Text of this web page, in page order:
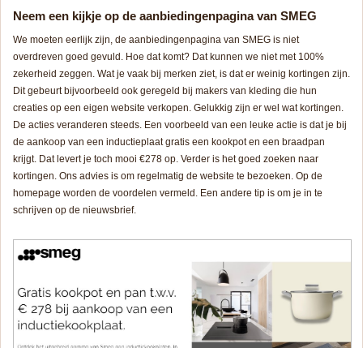
Neem een kijkje op de aanbiedingenpagina van SMEG
We moeten eerlijk zijn, de aanbiedingenpagina van SMEG is niet
overdreven goed gevuld. Hoe dat komt? Dat kunnen we niet met 100%
zekerheid zeggen. Wat je vaak bij merken ziet, is dat er weinig kortingen zijn.
Dit gebeurt bijvoorbeeld ook geregeld bij makers van kleding die hun
creaties op een eigen website verkopen. Gelukkig zijn er wel wat kortingen.
De acties veranderen steeds. Een voorbeeld van een leuke actie is dat je bij
de aankoop van een inductieplaat gratis een kookpot en een braadpan
krijgt. Dat levert je toch mooi €278 op. Verder is het goed zoeken naar
kortingen. Ons advies is om regelmatig de website te bezoeken. Op de
homepage worden de voordelen vermeld. Een andere tip is om je in te
schrijven op de nieuwsbrief.